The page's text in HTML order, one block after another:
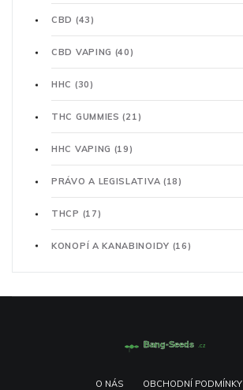
CBD (43)
CBD VAPING (40)
HHC (30)
THC GUMMIES(21)
HHC VAPING (19)
PRÁVO A LEGISLATIVA (18)
THCP (17)
KONOPÍ A KANABINOIDY (16)
O NÁS OBCHODNÍ PODMÍNKY